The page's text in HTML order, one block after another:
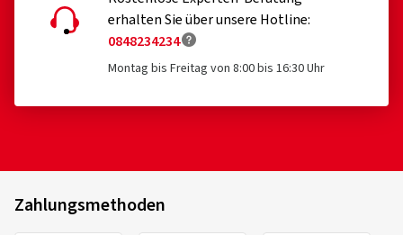
erhalten Sie über unsere Hotline:
0848234234
Montag bis Freitag von 8:00 bis 16:30 Uhr
Zahlungsmethoden